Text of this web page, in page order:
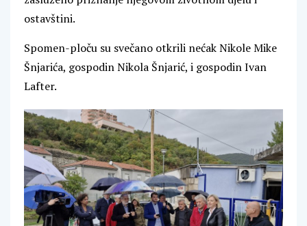
ostavštini.
Spomen-ploču su svečano otkrili nećak Nikole Mike
Šnjarića, gospodin Nikola Šnjarić, i gospodin Ivan
Lafter.